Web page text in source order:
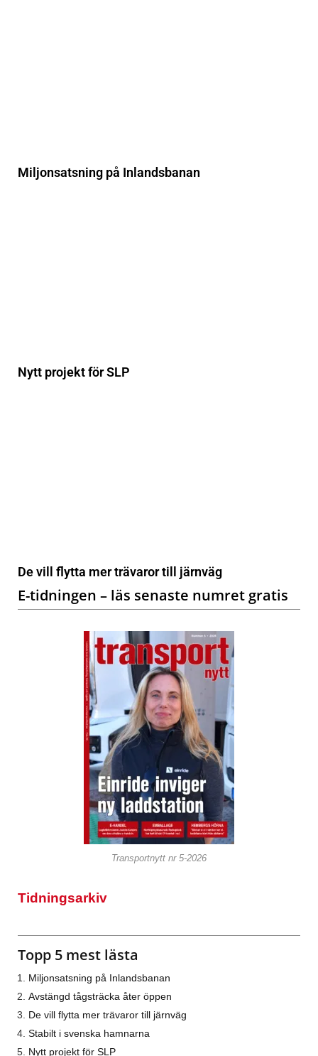
Miljonsatsning på Inlandsbanan
Nytt projekt för SLP
De vill flytta mer trävaror till järnväg
E-tidningen – läs senaste numret gratis
Transportnytt nr 5-2026
Tidningsarkiv
Topp 5 mest lästa
Miljonsatsning på Inlandsbanan
Avstängd tågsträcka åter öppen
De vill flytta mer trävaror till järnväg
Stabilt i svenska hamnarna
Nytt projekt för SLP